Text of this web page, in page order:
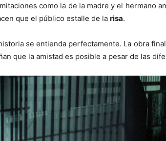
como la de la madre y el hermano
que el público estalle de la risa.
se entienda perfectamente. La obra
que la amistad es posible a pesar de las